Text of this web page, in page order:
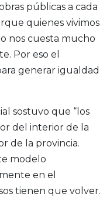
públicas a cada
quienes vivimos
nos cuesta mucho
Por eso el
generar igualdad
sostuvo que “los
del interior de la
de la provincia.
modelo
en el
tienen que volver.